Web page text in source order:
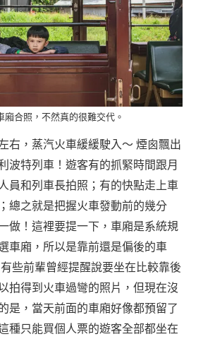
廂合照，不然真的很難交代。
右，蒸汽火車緩緩駛入～ 煙囪飄出
波特列車！遊客有的抓緊時間跟月
員和列車長拍照；有的快點走上車
總之就是把握火車發動前的幾分
做！這裡要提一下，車廂是系統規
車廂，所以是靠前還是偏後的車
些前輩曾經提醒說要坐在比較靠後
拍得到火車過彎的照片，但現在沒
是，當天前面的車廂好像都預留了
種只能買個人票的遊客全部都坐在